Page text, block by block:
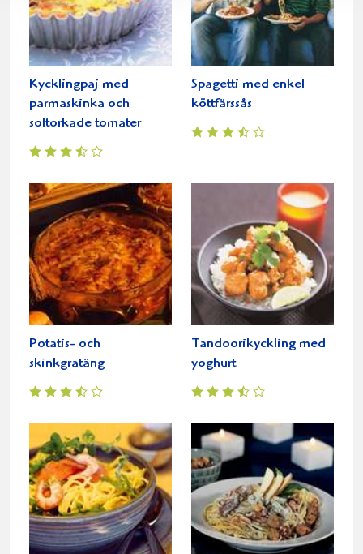
Kycklingpaj med
parmaskinka och
soltorkade tomater
Spagetti med enkel
köttfärssås
Potatis- och
skinkgratäng
Tandoorikyckling med
yoghurt